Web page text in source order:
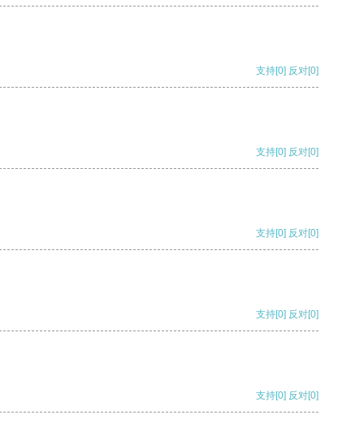
支持[0] 反对[0]
支持[0] 反对[0]
支持[0] 反对[0]
支持[0] 反对[0]
支持[0] 反对[0]